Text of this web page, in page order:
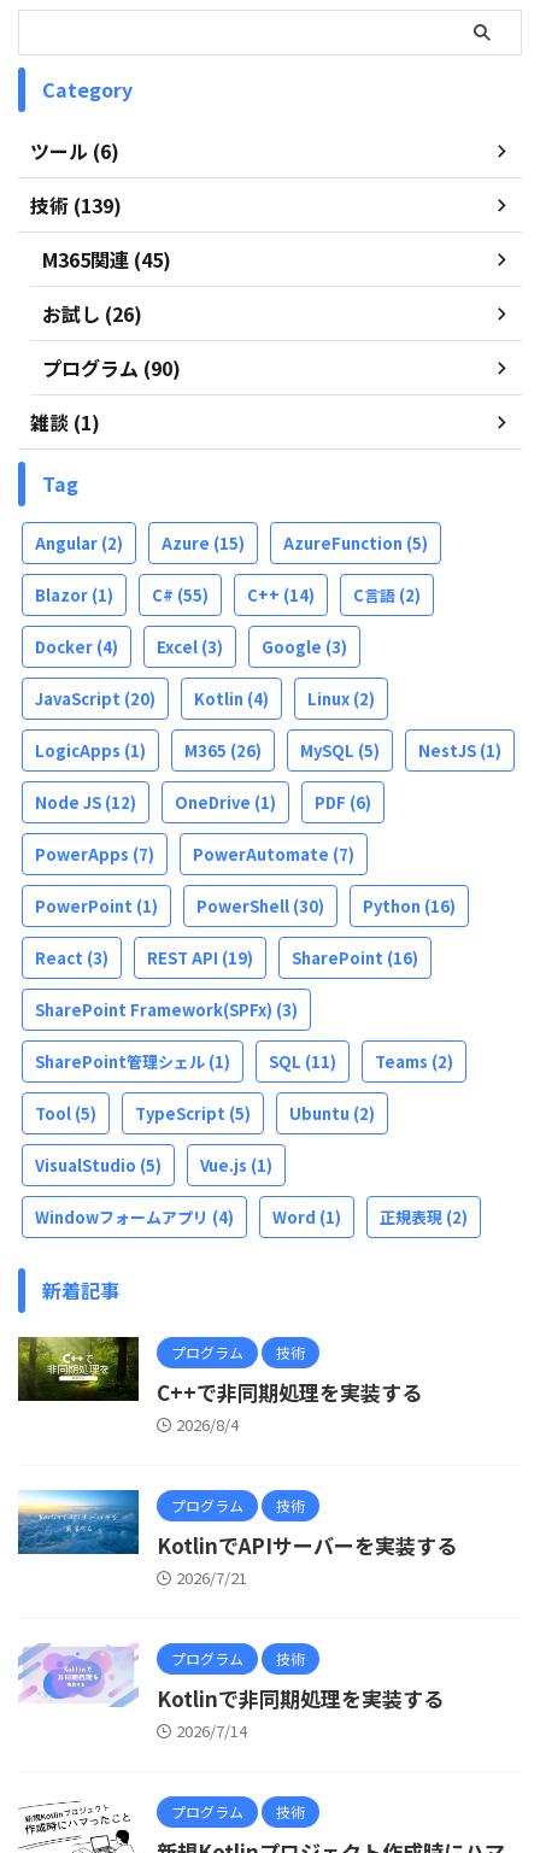
Category
ツール (6)
技術 (139)
M365関連 (45)
お試し (26)
プログラム (90)
雑談 (1)
Tag
Angular (2) Azure (15) AzureFunction (5)
Blazor (1) C# (55) C++ (14) C言語 (2)
Docker (4) Excel (3) Google (3)
JavaScript (20) Kotlin (4) Linux (2)
LogicApps (1) M365 (26) MySQL (5) NestJS (1)
Node JS (12) OneDrive (1) PDF (6)
PowerApps (7) PowerAutomate (7)
PowerPoint (1) PowerShell (30) Python (16)
React (3) REST API (19) SharePoint (16)
SharePoint Framework(SPFx) (3)
SharePoint管理シェル (1) SQL (11) Teams (2)
Tool (5) TypeScript (5) Ubuntu (2)
VisualStudio (5) Vue.js (1)
Windowフォームアプリ (4) Word (1) 正規表現 (2)
新着記事
プログラム 技術
C++で非同期処理を実装する
2026/8/4
プログラム 技術
KotlinでAPIサーバーを実装する
2026/7/21
プログラム 技術
Kotlinで非同期処理を実装する
2026/7/14
プログラム 技術